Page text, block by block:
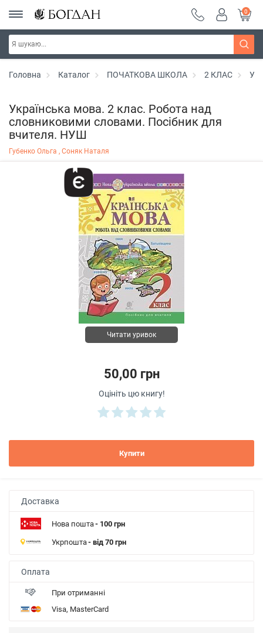
0
Головна Каталог ПОЧАТКОВА ШКОЛА 2 КЛАС
Українська мова. 2 клас. Робота над
словниковими словами. Посібник для
вчителя. НУШ
Губенко Ольга , Соняк Наталя
Читати уривок
50,00 грн
Оцініть цю книгу!
Купити
Доставка
Нова пошта- 100 грн
Укрпошта- від 70 грн
Оплата
При отриманні
Visa, MasterCard